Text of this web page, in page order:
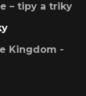
– tipy a triky
Kingdom -